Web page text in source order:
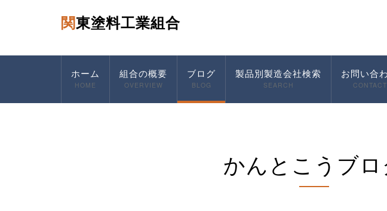
関東塗料工業組合
ホーム
HOME
組合の概要
OVERVIEW
ブログ
BLOG
製品別製造会社検索
SEARCH
お問い合
CONTACT
かんとこうブ